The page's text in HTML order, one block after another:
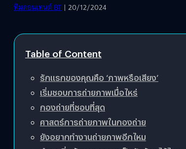
ทีมคอนเทนต์ BT | 20/12/2024
Table of Content
รักแรกของคุณคือ ‘ภาพหรือเสียง’
เริ่มชอบการถ่ายภาพเมื่อไหร่
กองถ่ายที่ชอบที่สุด
ศาสตร์การถ่ายภาพในกองถ่าย
ยังอยากทำงานถ่ายภาพอีกไหม